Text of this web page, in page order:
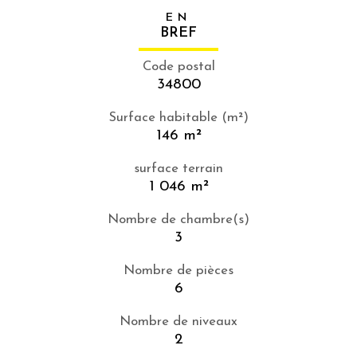
EN
BREF
Code postal
34800
Surface habitable (m²)
146 m²
surface terrain
1 046 m²
Nombre de chambre(s)
3
Nombre de pièces
6
Nombre de niveaux
2